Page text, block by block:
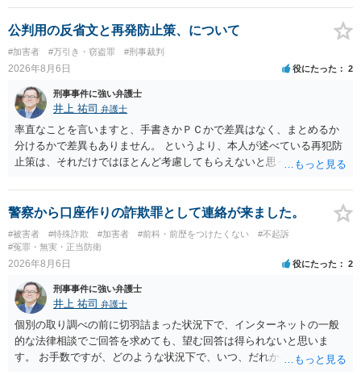
公判用の反省文と再発防止策、について
#加害者 #万引き・窃盗罪 #刑事裁判
2026年8月6日 役にたった 2
刑事事件に強い弁護士
井上 祐司 弁護士
率直なことを言いますと、手書きかＰＣかで差異はなく、まとめるか
分けるかで差異もありません。 というより、本人が述べている再犯防
止策は、それだけではほとんど考慮してもらえないと思った方が良い
やカウンセリング・治療の内容 ・利用している再犯防止策（例えば保
護観察所と連携した職業支援の内容や具体的な就労・監督状況） ・監
督者の証言 など、証拠で担保された客観性と実現可能性があるもので
なければあまり意味がありません。 もともと執行猶予が狙える事案で
あれば本人の反省の言葉だけで十分であり、実刑となるか微妙な事案
いうのが実感です。
警察から口座作りの詐欺罪として連絡が来ました。
#被害者 #特殊詐欺 #加害者 #前科・前歴をつけたくない
#不起訴
#冤罪・無実・正当防衛
2026年8月6日 役にたった 2
刑事事件に強い弁護士
井上 祐司 弁護士
個別の取り調べの前に切羽詰まった状況下で、インターネットの一般
的な法律相談でご回答を求めても、望む回答は得られないと思いま
す。 お手数ですが、どのような状況下で、いつ、だれからどのような